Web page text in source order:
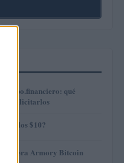
Kubo.financiero: qué
solicitarlos
los $10?
billetera Armory Bitcoin